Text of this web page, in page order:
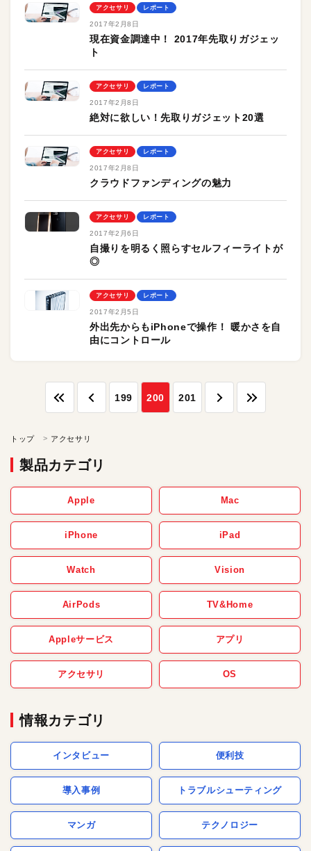
アクセサリ レポート
2017年2月8日
現在資金調達中！ 2017年先取りガジェッ
ト
アクセサリ レポート
2017年2月8日
絶対に欲しい！先取りガジェット20選
アクセサリ レポート
2017年2月8日
クラウドファンディングの魅力
アクセサリ レポート
2017年2月6日
自撮りを明るく照らすセルフィーライトが
◎
アクセサリ レポート
2017年2月5日
外出先からもiPhoneで操作！ 暖かさを自
由にコントロール
199 200 201
トップ アクセサリ
製品カテゴリ
Apple Mac
iPhone iPad
Watch Vision
AirPods TV&Home
Appleサービス アプリ
アクセサリ OS
情報カテゴリ
インタビュー 便利技
導入事例 トラブルシューティング
マンガ テクノロジー